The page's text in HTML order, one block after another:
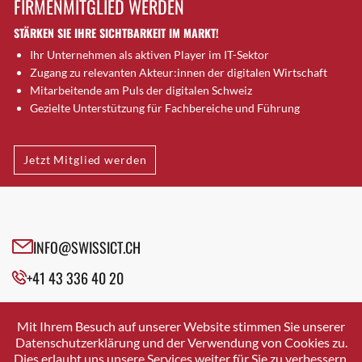
Brugg AG
Brütten
Bubendorf
Bubikon
Buchs (SG)
Bäretswil
Bülach
Cazis
Crissier
Davos Platz
Dierikon
Dietikon
FIRMENMITGLIED WERDEN
STÄRKEN SIE IHRE SICHTBARKEIT IM MARKT!
Ihr Unternehmen als aktiven Player im IT-Sektor
Zugang zu relevanten Akteur:innen der digitalen Wirtschaft
Mitarbeitende am Puls der digitalen Schweiz
Gezielte Unterstützung für Fachbereiche und Führung
Jetzt Mitglied werden
INFO@SWISSICT.CH
+41 43 336 40 20
SWISSICT
VULKANSTRASSE 120
8048 ZURICH
Mit Ihrem Besuch auf unserer Website stimmen Sie unserer
Datenschutzerklärung und der Verwendung von Cookies zu.
Dies erlaubt uns unsere Services weiter für Sie zu verbessern.